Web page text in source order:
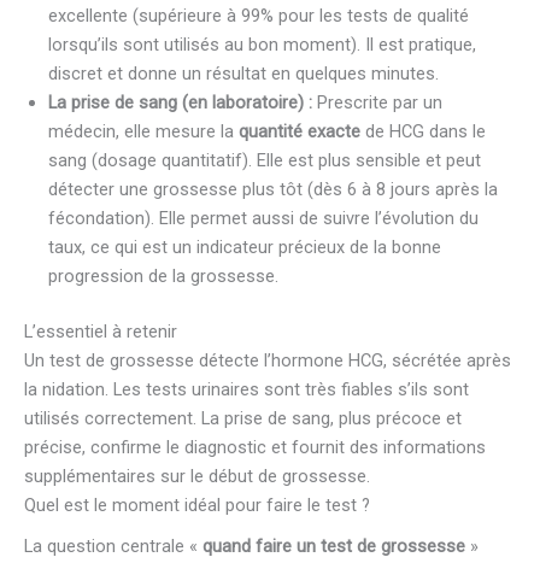
excellente (supérieure à 99% pour les tests de qualité
lorsqu’ils sont utilisés au bon moment). Il est pratique,
discret et donne un résultat en quelques minutes.
La prise de sang (en laboratoire) : Prescrite par un
médecin, elle mesure la quantité exacte de HCG dans le
sang (dosage quantitatif). Elle est plus sensible et peut
détecter une grossesse plus tôt (dès 6 à 8 jours après la
fécondation). Elle permet aussi de suivre l’évolution du
taux, ce qui est un indicateur précieux de la bonne
progression de la grossesse.
L’essentiel à retenir
Un test de grossesse détecte l’hormone HCG, sécrétée après
la nidation. Les tests urinaires sont très fiables s’ils sont
utilisés correctement. La prise de sang, plus précoce et
précise, confirme le diagnostic et fournit des informations
supplémentaires sur le début de grossesse.
Quel est le moment idéal pour faire le test ?
La question centrale « quand faire un test de grossesse »